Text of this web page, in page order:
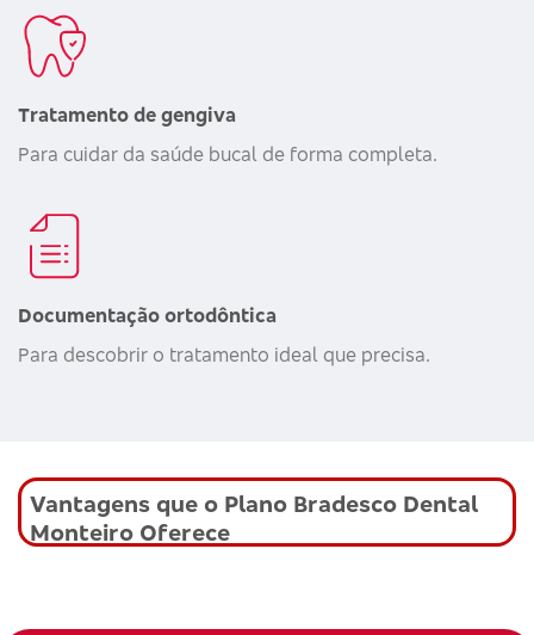
Tratamento de gengiva
Para cuidar da saúde bucal de forma completa.
Documentação ortodôntica
Para descobrir o tratamento ideal que precisa.
Vantagens que o Plano Bradesco Dental
Monteiro Oferece